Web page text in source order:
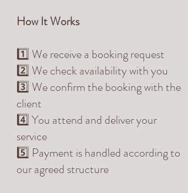
How It Works
1️⃣ We receive a booking request
2️⃣ We check availability with you
3️⃣ We confirm the booking with the
client
4️⃣ You attend and deliver your
service
5️⃣ Payment is handled according to
our agreed structure